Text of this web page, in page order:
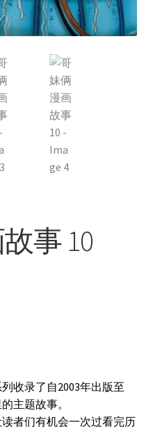
事 10
收录了自2003年出版至
主题故事。
者们有机会一次过看完历